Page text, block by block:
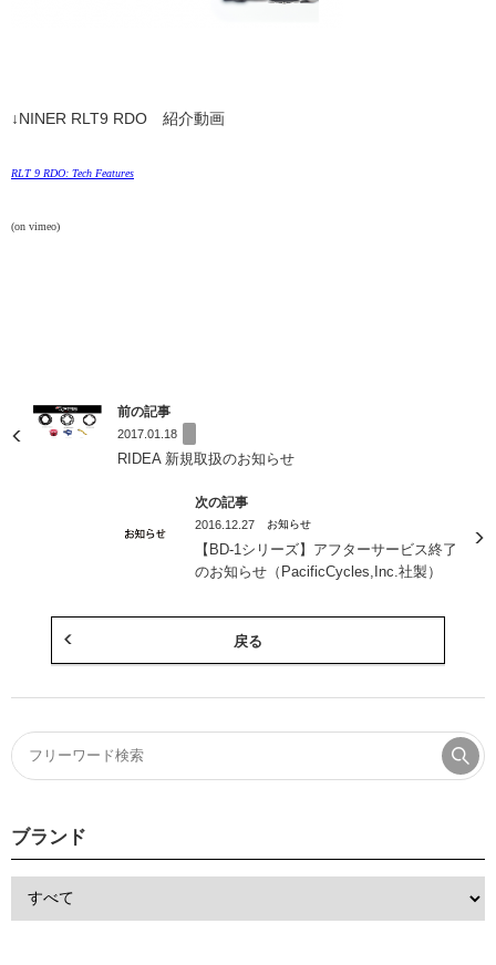
↓NINER RLT9 RDO 紹介動画
RLT 9 RDO: Tech Features
(on vimeo)
前の記事
2017.01.18
RIDEA 新規取扱のお知らせ
次の記事
2016.12.27 お知らせ
【BD-1シリーズ】アフターサービス終了
のお知らせ（PacificCycles,Inc.社製）
戻る
ブランド